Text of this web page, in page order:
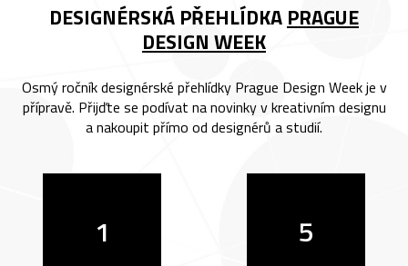
DESIGNÉRSKÁ PŘEHLÍDKA PRAGUE
DESIGN WEEK
Osmý ročník designérské přehlídky Prague Design Week je v
přípravě. Přijďte se podívat na novinky v kreativním designu
a nakoupit přímo od designérů a studií.
1 5